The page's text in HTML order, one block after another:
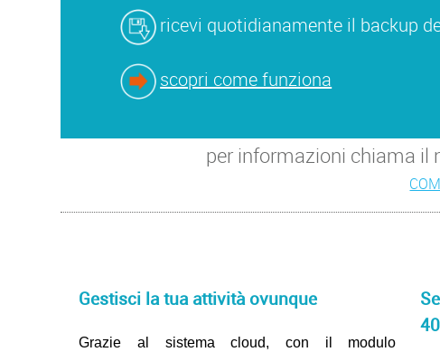
ricevi quotidianamente il backup
scopri come funziona
per informazioni chiama il
Gestisci la tua attività ovunque
Grazie al sistema cloud, con il modulo